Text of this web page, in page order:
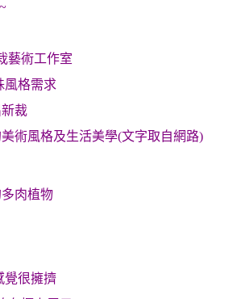
藝術工作室
風格需求
裁
術風格及生活美學(文字取自網路)
肉植物
覺很擁擠